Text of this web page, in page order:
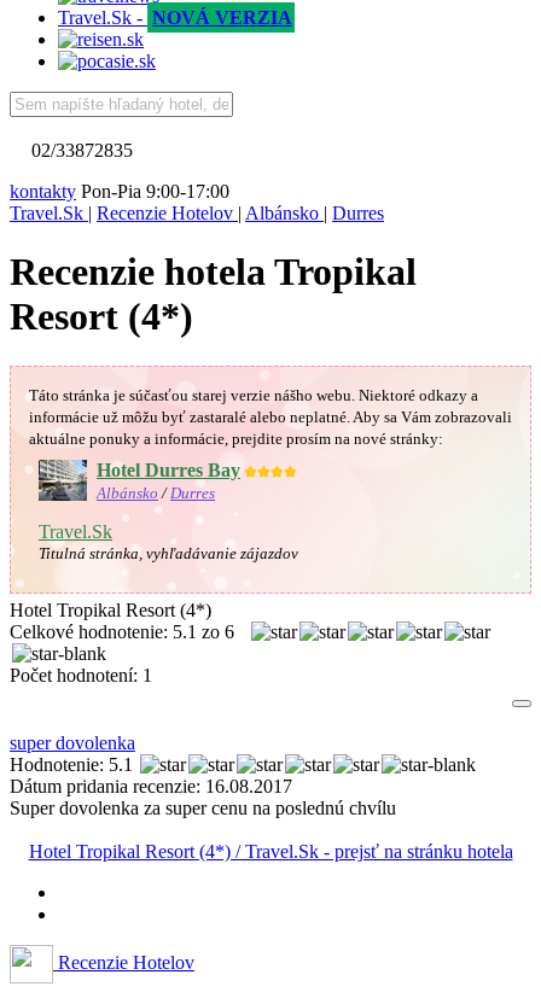
Travel.Sk - NOVÁ VERZIA
02/33872835
kontakty Pon-Pia 9:00-17:00
Travel.Sk | Recenzie Hotelov | Albánsko | Durres
Recenzie hotela Tropikal
Resort (4*)
Táto stránka je súčasťou starej verzie nášho webu. Niektoré odkazy a
informácie už môžu byť zastaralé alebo neplatné. Aby sa Vám zobrazovali
aktuálne ponuky a informácie, prejdite prosím na nové stránky:
Hotel Durres Bay★★★★
Albánsko / Durres
Travel.Sk
Titulná stránka, vyhľadávanie zájazdov
Hotel Tropikal Resort (4*)
Celkové hodnotenie: 5.1 zo 6
Počet hodnotení: 1
super dovolenka
Hodnotenie: 5.1
Dátum pridania recenzie: 16.08.2017
Super dovolenka za super cenu na poslednú chvílu
Hotel Tropikal Resort (4*) / Travel.Sk - prejsť na stránku hotela
Recenzie Hotelov